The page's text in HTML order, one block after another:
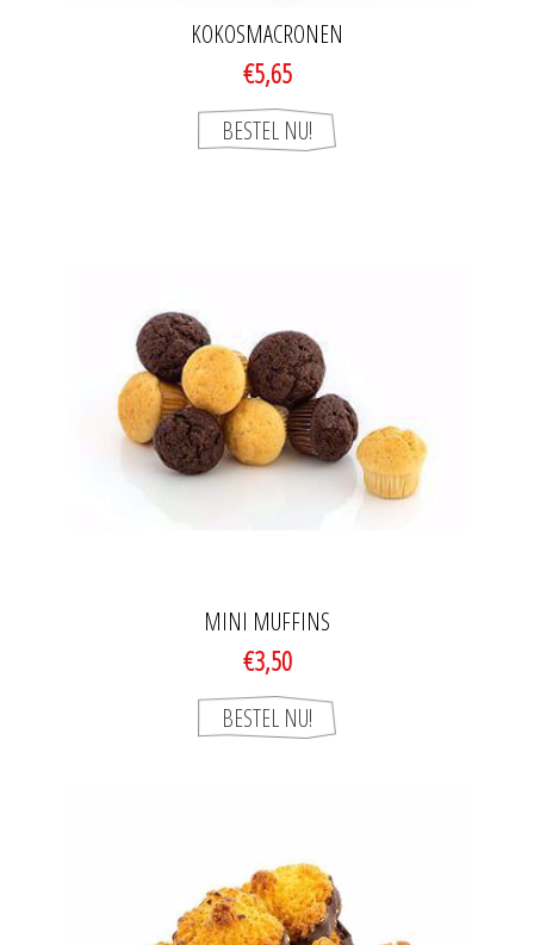
KOKOSMACRONEN
€5,65
MINI MUFFINS
€3,50